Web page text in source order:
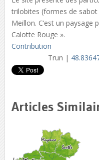
trilobites (formes de
Meillon. C’est un paysage
Calotte Rouge ».
Contribution
Trun |
Articles